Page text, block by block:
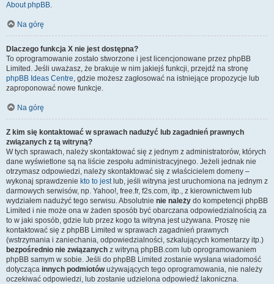
About phpBB.
Na górę
Dlaczego funkcja X nie jest dostępna?
To oprogramowanie zostało stworzone i jest licencjonowane przez phpBB
Limited. Jeśli uważasz, że brakuje w nim jakiejś funkcji, przejdź na stronę
phpBB Ideas Centre, gdzie możesz zagłosować na istniejące propozycje lub
zaproponować nowe funkcje.
Na górę
Z kim się kontaktować w sprawach nadużyć lub zagadnień prawnych
związanych z tą witryną?
W tych sprawach, należy skontaktować się z jednym z administratorów, których
dane wyświetlone są na liście zespołu administracyjnego. Jeżeli jednak nie
otrzymasz odpowiedzi, należy skontaktować się z właścicielem domeny –
wykonaj sprawdzenie kto to jestlub, jeśli witryna jest uruchomiona na jednym z
darmowych serwisów, np. Yahoo!, free.fr, f2s.com, itp., z kierownictwem lub
wydziałem nadużyć tego serwisu. Absolutnie nie należy do kompetencji phpBB
Limited i nie może ona w żaden sposób być obarczana odpowiedzialnością za
to w jaki sposób, gdzie lub przez kogo ta witryna jest używana. Proszę nie
kontaktować się z phpBB Limited w sprawach zagadnień prawnych
(wstrzymania i zaniechania, odpowiedzialności, szkalujących komentarzy itp.)
bezpośrednio nie związanych z witryną phpBB.com lub oprogramowaniem
phpBB samym w sobie. Jeśli do phpBB Limited zostanie wysłana wiadomość
dotycząca innych podmiotówużywających tego oprogramowania, nie należy
oczekiwać odpowiedzi, lub zostanie udzielona odpowiedź lakoniczna.